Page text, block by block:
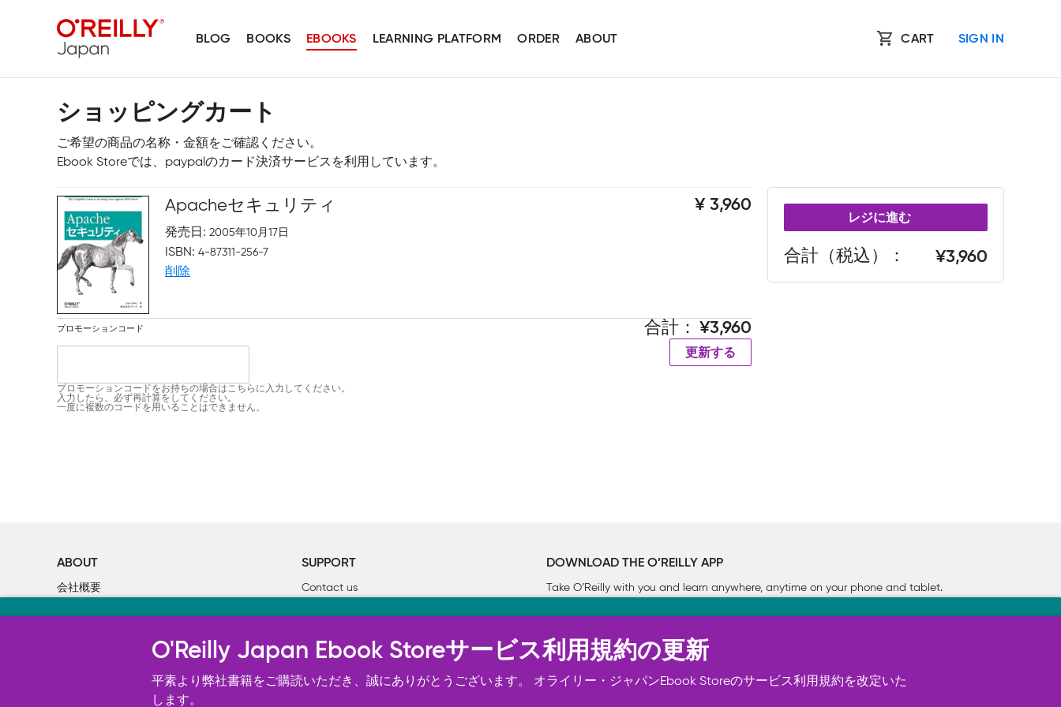
BLOG BOOKS EBOOKS LEARNING PLATFORM ORDER ABOUT CART SIGN IN
ショッピングカート
ご希望の商品の名称・金額をご確認ください。
Ebook Storeでは、paypalのカード決済サービスを利用しています。
Apacheセキュリティ
発売日 2005年10月17日
ISBN 4-87311-256-7
削除
3,960
プロモーションコード
プロモーションコードをお持ちの場合はこちらに入力してください。
入力したら、必ず再計算をしてください。
一度に複数のコードを用いることはできません。
合計 3,960
更新する
レジに進む
合計（税込） 3,960
ABOUT
会社概要
SUPPORT
Contact us
DOWNLOAD THE O’REILLY APP
Take O’Reilly with you and learn anywhere, anytime on your phone and tablet.
オライリー・ジャパンのWeb サイトは正常に機能するためにいくつかの Cookie を必要とします（必須）。 このほか、サイト使用状
況の分析、ユーザー・エクスペリエンスの向上、広告宣伝のために、お客様の同意を得て、その他の Cookie を使用することがありま
す。 詳細については
O'Reilly Japan Ebook Storeサービス利用規約の更新
平素より弊社書籍をご購読いただき、誠にありがとうございます。 オライリー・ジャパンEbook Storeのサービス利用規約を改定いた
します。